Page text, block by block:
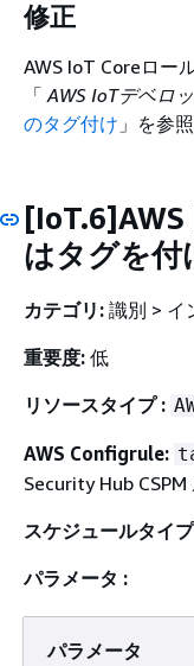
修正
AWS IoT Coreロー
「 AWS IoTデベロ
のタグ付け 」を参
はタグを付
カテゴリ: 識別 > イ
重要度: 低
リソースタイプ :
AWS Configrule:
Security Hub CSPM
スケジュールタイ
パラメータ :
パラメータ